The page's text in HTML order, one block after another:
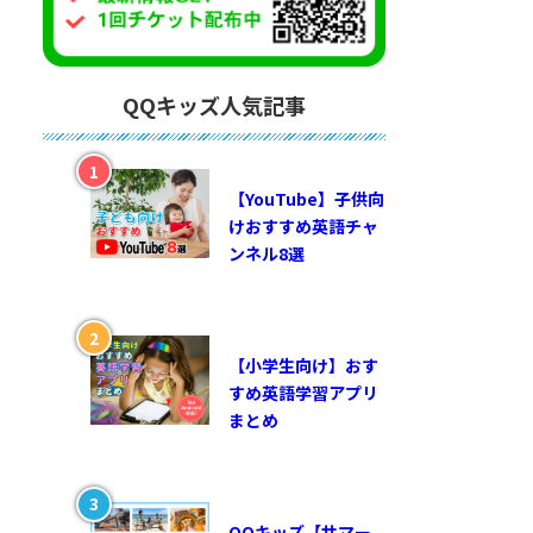
QQキッズ人気記事
【YouTube】子供向
けおすすめ英語チャ
ンネル8選
【小学生向け】おす
すめ英語学習アプリ
まとめ